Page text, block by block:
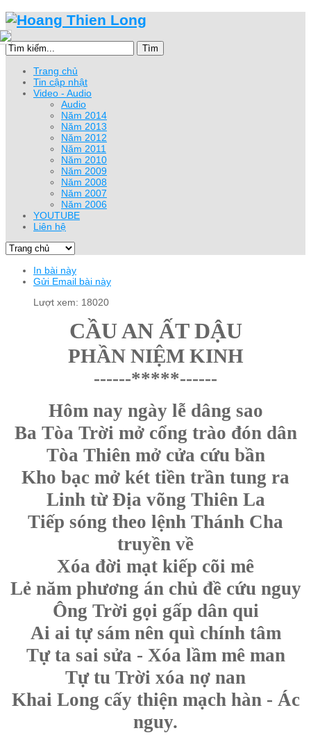
Tìm
Trang chủ
Tin cập nhật
Video - Audio
Audio
Năm 2014
Năm 2013
Năm 2012
Năm 2011
Năm 2010
Năm 2009
Năm 2008
Năm 2007
Năm 2006
YOUTUBE
Liên hệ
In bài này
Gửi Email bài này
Lượt xem: 18020
CẦU AN ẤT DẬU
PHẦN NIỆM KINH
------*****------
Hôm nay ngày lễ dâng sao
Ba Tòa Trời mở cổng trào đón dân
Tòa Thiên mở cửa cứu bần
Kho bạc mở két tiền trần tung ra
Linh từ Địa võng Thiên La
Tiếp sóng theo lệnh Thánh Cha
truyền về
Xóa đời mạt kiếp cõi mê
Lẻ năm phương án chủ đề cứu nguy
Ông Trời gọi gấp dân qui
Ai ai tự sám nên quì chính tâm
Tự ta sai sửa - Xóa lầm mê man
Tự tu Trời xóa nợ nan
Khai Long cấy thiện mạch hàn - Ác
nguy.